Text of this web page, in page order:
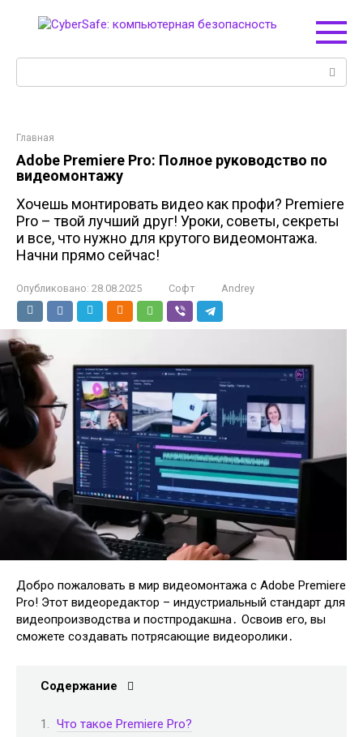
Главная
Adobe Premiere Pro: Полное руководство по
видеомонтажу
Хочешь монтировать видео как профи? Premiere
Pro – твой лучший друг! Уроки, советы, секреты
и все, что нужно для крутого видеомонтажа.
Начни прямо сейчас!
Опубликовано: 28.08.2025 Софт Andrey
Добро пожаловать в мир видеомонтажа с Adobe Premiere
Pro! Этот видеоредактор – индустриальный стандарт для
видеопроизводства и постпродакшна․ Освоив его, вы
сможете создавать потрясающие видеоролики․
Содержание
Что такое Premiere Pro?